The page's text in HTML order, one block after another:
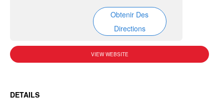
Obtenir Des
Directions
VIEW WEBSITE
DETAILS